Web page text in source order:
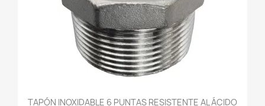
TAPÓN INOXIDABLE 6 PUNTAS RESISTENTE AL ÁCIDO